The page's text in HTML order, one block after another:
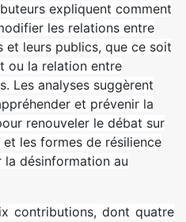
expliquent comment
les relations entre
et leurs publics, que ce soit
ou la relation entre
Les analyses suggèrent
et prévenir la
renouveler le débat sur
les formes de résilience
désinformation au
contributions, dont quatre